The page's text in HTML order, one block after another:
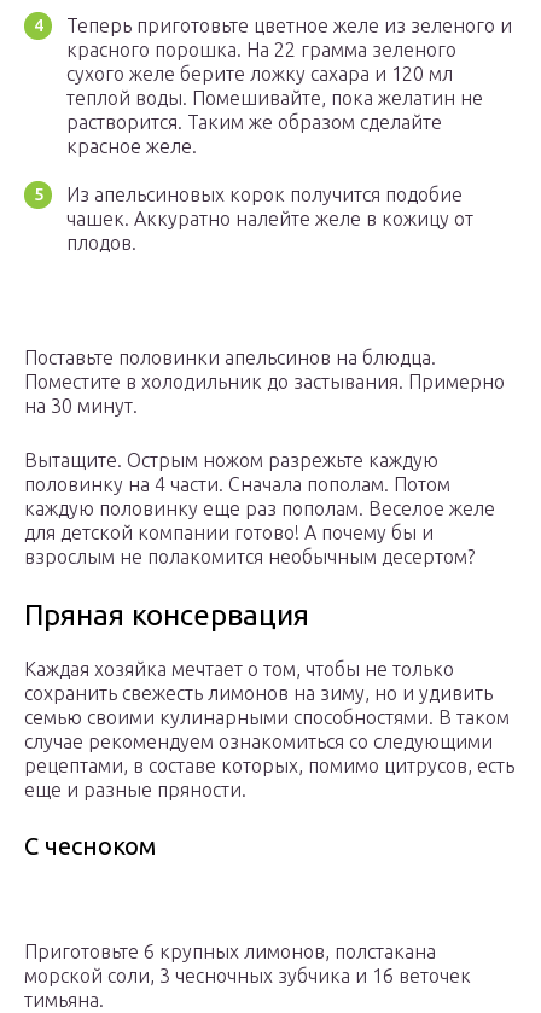
Теперь приготовьте цветное желе из зеленого и
красного порошка. На 22 грамма зеленого
сухого желе берите ложку сахара и 120 мл
теплой воды. Помешивайте, пока желатин не
растворится. Таким же образом сделайте
красное желе.
Из апельсиновых корок получится подобие
чашек. Аккуратно налейте желе в кожицу от
плодов.
Поставьте половинки апельсинов на блюдца.
Поместите в холодильник до застывания. Примерно
на 30 минут.
Вытащите. Острым ножом разрежьте каждую
половинку на 4 части. Сначала пополам. Потом
каждую половинку еще раз пополам. Веселое желе
для детской компании готово! А почему бы и
взрослым не полакомится необычным десертом?
Пряная консервация
Каждая хозяйка мечтает о том, чтобы не только
сохранить свежесть лимонов на зиму, но и удивить
семью своими кулинарными способностями. В таком
случае рекомендуем ознакомиться со следующими
рецептами, в составе которых, помимо цитрусов, есть
еще и разные пряности.
С чесноком
Приготовьте 6 крупных лимонов, полстакана
морской соли, 3 чесночных зубчика и 16 веточек
тимьяна.